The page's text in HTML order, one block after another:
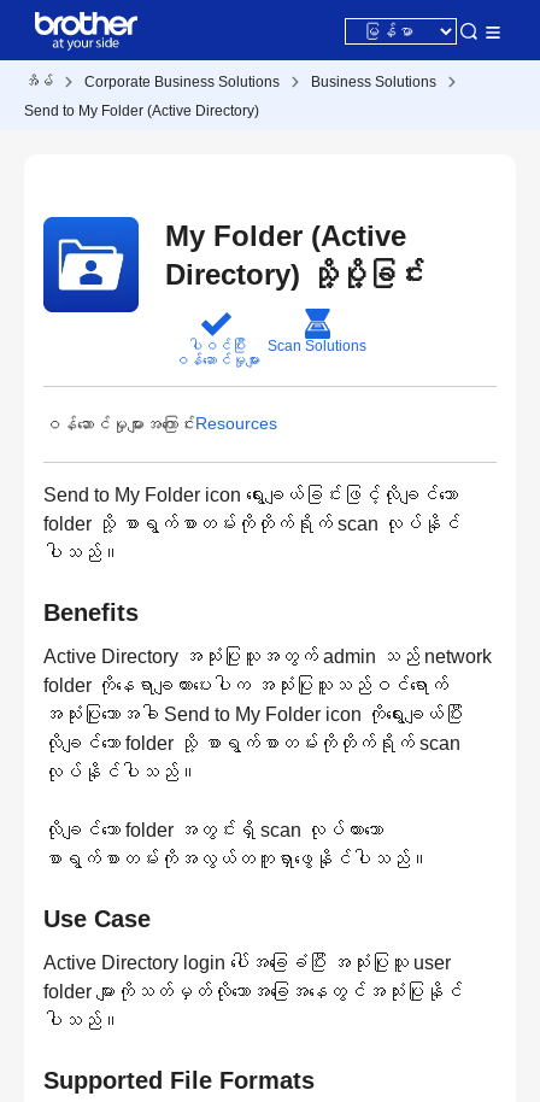
အိမ် Corporate Business Solutions
Business Solutions
Send to My Folder (Active Directory)
My Folder (Active
Directory) သို့ပို့ခြင်း
ပါဝင်ပြီး
ဝန်ဆောင်မှုများ
Scan Solutions
ဝန်ဆောင်မှုများအကြောင်းResources
Send to My Folder icon ရွေးချယ်ခြင်းဖြင့်လိုချင်သော
folder သို့ စာရွက်စာတမ်းကိုတိုက်ရိုက် scan လုပ်နိုင်
ပါသည်။
Benefits
Active Directory အသုံးပြုသူအတွက် admin သည် network
folder ကိုနေရာချထားပေးပါက အသုံးပြုသူသည်ဝင်ရောက်
အသုံးပြုသောအခါ Send to My Folder icon ကိုရွေးချယ်ပြီး
လိုချင်သော folder သို့ စာရွက်စာတမ်းကိုတိုက်ရိုက် scan
လုပ်နိုင်ပါသည်။
လိုချင်သော folder အတွင်းရှိ scan လုပ်ထားသော
စာရွက်စာတမ်းကိုအလွယ်တကူရှာဖွေနိုင်ပါသည်။
Use Case
Active Directory login ပေါ်အခြေခံပြီး အသုံးပြုသူ user
folder များကိုသတ်မှတ်လိုသောအခြေအနေတွင်အသုံးပြုနိုင်
ပါသည်။
Supported File Formats